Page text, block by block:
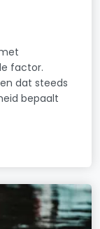
factor.
dat steeds
bepaalt